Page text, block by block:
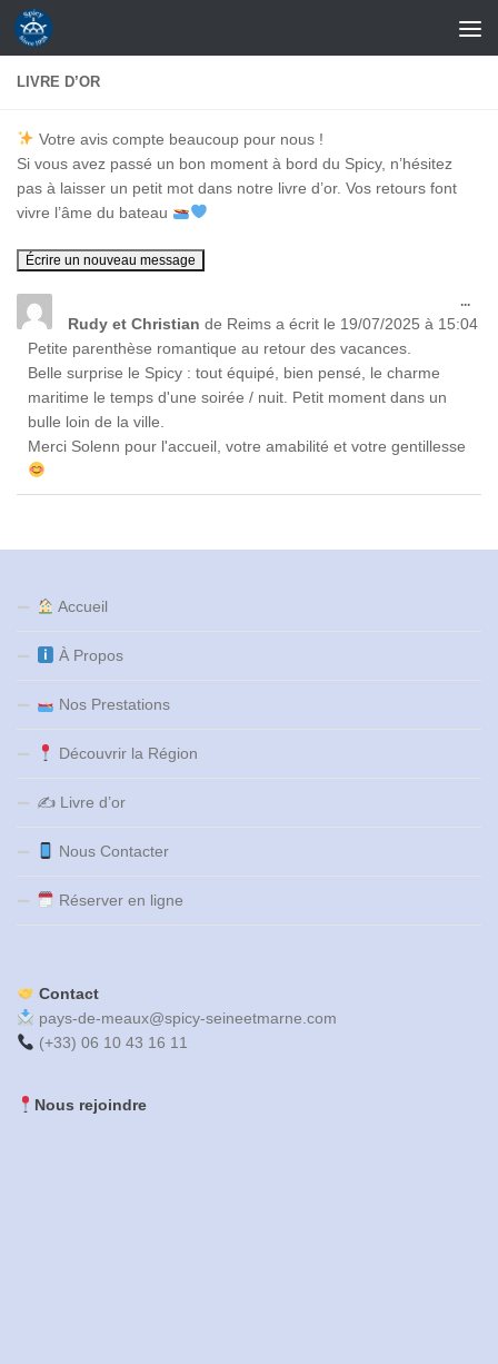
Skip to content
LIVRE D’OR
Votre avis compte beaucoup pour nous !
Si vous avez passé un bon moment à bord du Spicy, n’hésitez
pas à laisser un petit mot dans notre livre d’or. Vos retours font
vivre l’âme du bateau
Rudy et Christian de Reims a écrit le 19/07/2025 à 15:04
Petite parenthèse romantique au retour des vacances.
Belle surprise le Spicy : tout équipé, bien pensé, le charme
maritime le temps d'une soirée / nuit. Petit moment dans un
bulle loin de la ville.
Merci Solenn pour l'accueil, votre amabilité et votre gentillesse
...
Accueil
À Propos
Nos Prestations
Découvrir la Région
✍️ Livre d’or
Nous Contacter
Réserver en ligne
Contact
pays-de-meaux@spicy-seineetmarne.com
(+33) 06 10 43 16 11
Nous rejoindre